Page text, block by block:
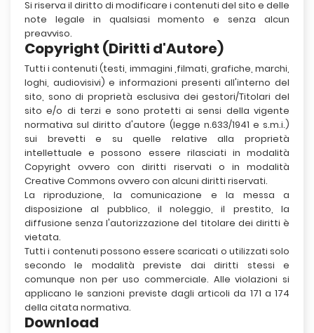
Si riserva il diritto di modificare i contenuti del sito e delle
note legale in qualsiasi momento e senza alcun
preavviso.
Copyright (Diritti d'Autore)
Tutti i contenuti (testi, immagini ,filmati, grafiche, marchi,
loghi, audiovisivi) e informazioni presenti all'interno del
sito, sono di proprietà esclusiva dei gestori/Titolari del
sito e/o di terzi e sono protetti ai sensi della vigente
normativa sul diritto d'autore (legge n.633/1941 e s.m.i.)
sui brevetti e su quelle relative alla proprietà
intellettuale e possono essere rilasciati in modalità
Copyright ovvero con diritti riservati o in modalità
Creative Commons ovvero con alcuni diritti riservati.
La riproduzione, la comunicazione e la messa a
disposizione al pubblico, il noleggio, il prestito, la
diffusione senza l'autorizzazione del titolare dei diritti è
vietata.
Tutti i contenuti possono essere scaricati o utilizzati solo
secondo le modalità previste dai diritti stessi e
comunque non per uso commerciale. Alle violazioni si
applicano le sanzioni previste dagli articoli da 171 a 174
della citata normativa.
Download